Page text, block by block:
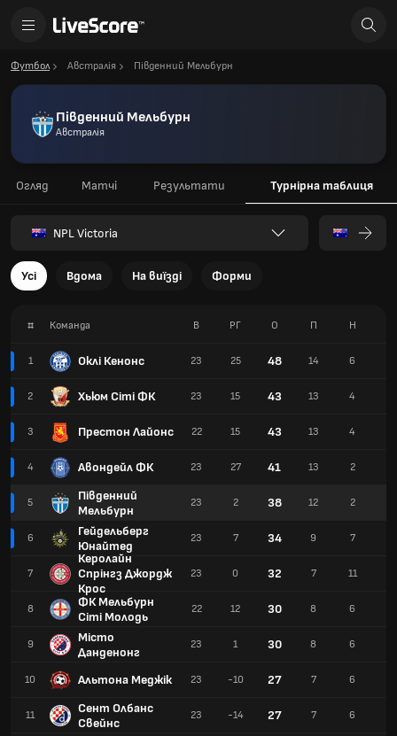
Футбол Австралія Південний Мельбурн
Південний Мельбурн
Австралія
Огляд Матчі Результати Турнірна таблиця
NPL Victoria
Усі Вдома На виїзді Форми
# Команда
1 Оклі Кенонс
2 Хьюм Сіті ФК
3 Престон Лайонс
4 Авондейл ФК
5
Південний
Мельбурн
6
Гейдельберг
Юнайтед
7
Керолайн
Спрінгз Джордж
Крос
8
ФК Мельбурн
Сіті Молодь
9
Місто
Данденонг
10 Альтона Меджік
11
Сент Олбанс
Свейнс
В РГ О П Н
23 25 48 14 6
23 15 43 13 4
22 15 43 13 4
23 27 41 13 2
23 2 38 12 2
23 7 34 9 7
23 0 32 7 11
22 12 30 8 6
23 1 30 8 6
23 -10 27 7 6
23 -14 27 7 6